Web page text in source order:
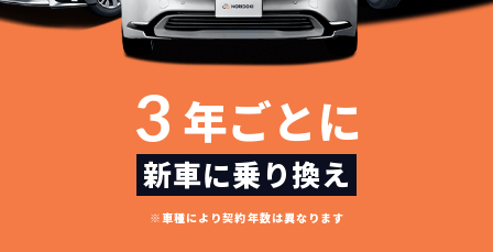
3 年ごとに
新車に乗り換え
※車種により契約年数は異なります